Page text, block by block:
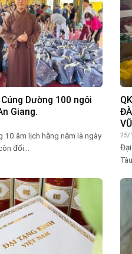
Cúng Dường 100 ngôi
Giang.
10 âm lịch hằng năm là ngày
đối...
25/